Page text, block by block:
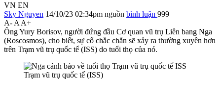
VN EN
Sky Nguyen 14/10/23 02:34pm nguồn bình luận 999
A- A A+
Ông Yury Borisov, người đứng đầu Cơ quan vũ trụ Liên bang Nga
(Roscosmos), cho biết, sự cố chắc chắn sẽ xảy ra thường xuyên hơn
trên Trạm vũ trụ quốc tế (ISS) do tuổi thọ của nó.
Trạm vũ trụ quốc tế (ISS)